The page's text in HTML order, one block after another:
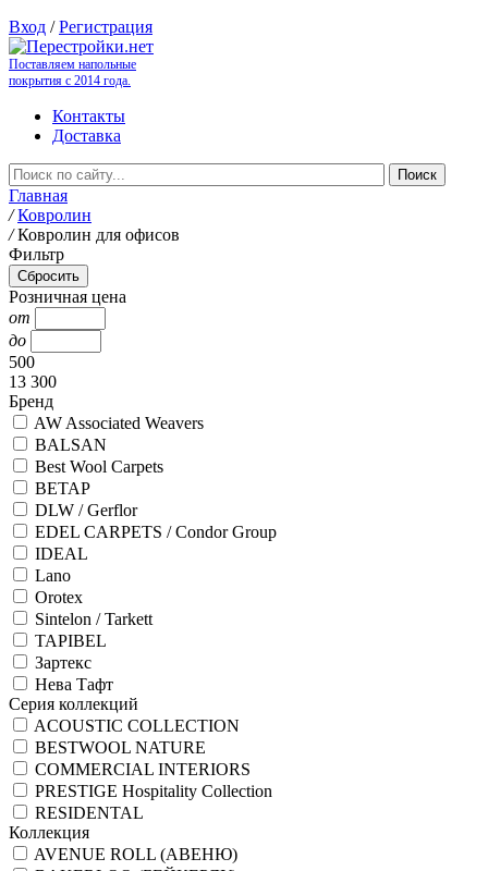
Вход /Регистрация
Поставляем напольные
покрытия с 2014 года.
Контакты
Доставка
Главная
/ Ковролин
/ Ковролин для офисов
Фильтр
Розничная цена
от
до
500
13 300
Бренд
AW Associated Weavers
BALSAN
Best Wool Carpets
BETAP
DLW / Gerflor
EDEL CARPETS / Condor Group
IDEAL
Lano
Orotex
Sintelon / Tarkett
TAPIBEL
Зартекс
Нева Тафт
Серия коллекций
ACOUSTIC COLLECTION
BESTWOOL NATURE
COMMERCIAL INTERIORS
PRESTIGE Hospitality Collection
RESIDENTAL
Коллекция
AVENUE ROLL (АВЕНЮ)